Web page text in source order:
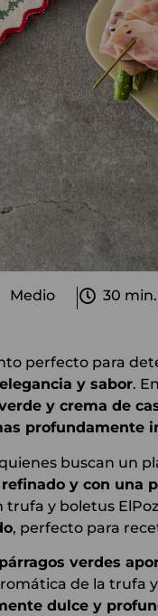
Medio 30 min.
perfecto para
y sabor.
y crema de
profundamente
buscan un
y con una
trufa y boletus
, perfecto para
verdes
de la trufa
dulce y